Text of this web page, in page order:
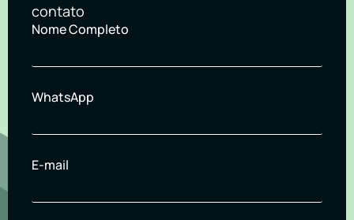
contato
Nome Completo
WhatsApp
E-mail